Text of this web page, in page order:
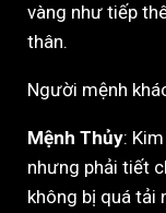
vàng như tiếp
thân.
Người mệnh
Mệnh Thủy:
nhưng phải tiết
không bị quá tải